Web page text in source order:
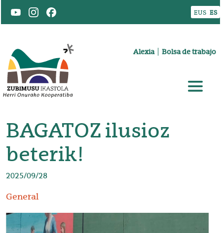
Pasar al contenido principal
EUS ES
Goiburuko menua Alexia Bolsa de trabajo
BAGATOZ ilusioz
beterik!
2025/09/28
General
Irudia